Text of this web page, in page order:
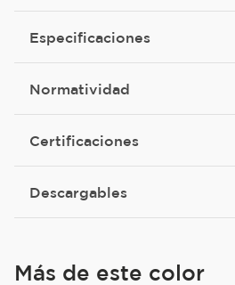
Especificaciones
Normatividad
Certificaciones
Descargables
Más de este color